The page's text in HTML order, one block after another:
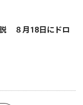
８月18日にドロ